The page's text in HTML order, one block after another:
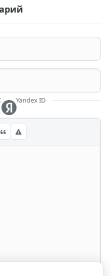
или Yandex ID